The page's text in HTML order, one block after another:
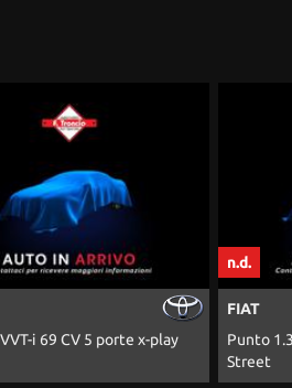
n.d.
Punto 1.3 MJT II S&S 95 CV 5 porte